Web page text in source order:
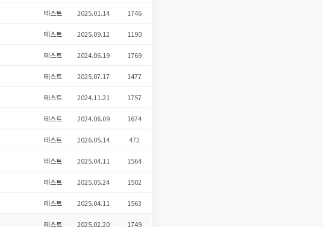
테스트 2025.01.14 1746
테스트 2025.09.12 1190
테스트 2024.06.19 1769
테스트 2025.07.17 1477
테스트 2024.11.21 1757
테스트 2024.06.09 1674
테스트 2026.05.14 472
테스트 2025.04.11 1564
테스트 2025.05.24 1502
테스트 2025.04.11 1563
테스트 2025.02.20 1749